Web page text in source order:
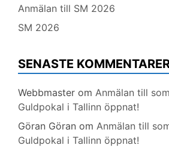
Anmälan till SM 2026
SM 2026
SENASTE
Webbmaster om Anmälan till
Guldpokal i Tallinn öppnat!
Göran Göran om Anmälan till
Guldpokal i Tallinn öppnat!